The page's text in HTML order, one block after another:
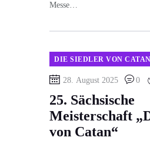
Messe…
DIE SIEDLER VON CATAN
28. August 2025 0
25. Sächsische
Meisterschaft
von Catan“